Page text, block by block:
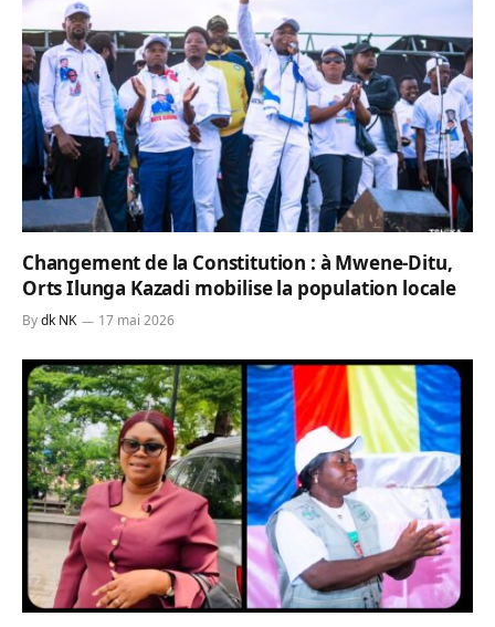
Changement de la Constitution : à Mwene-Ditu,
Orts Ilunga Kazadi mobilise la population locale
Bydk NK 17 mai 2026